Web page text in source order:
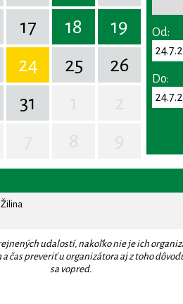
17 18
19
24 25
26
31
Od:
Do:
udalostí, nakoľko nie je ich
čas preveriť u organizátora aj z toho
sa vopred.